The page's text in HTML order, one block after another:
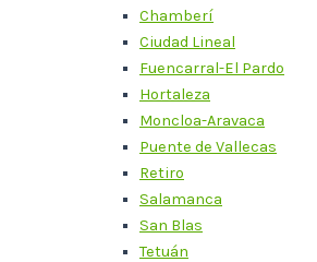
Chamberí
Ciudad Lineal
Fuencarral-El Pardo
Hortaleza
Moncloa-Aravaca
Puente de Vallecas
Retiro
Salamanca
San Blas
Tetuán